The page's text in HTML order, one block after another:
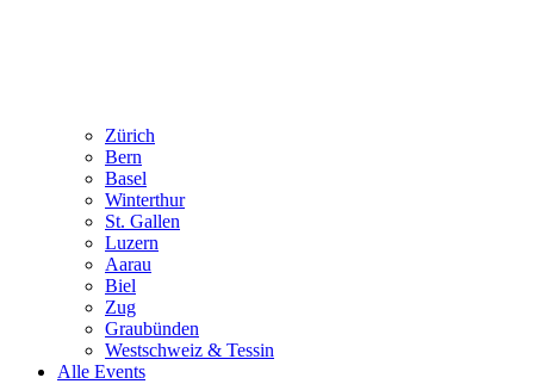
Zürich
Bern
Basel
Winterthur
St. Gallen
Luzern
Aarau
Biel
Zug
Graubünden
Westschweiz & Tessin
Alle Events